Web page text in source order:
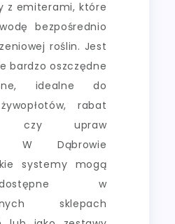
z emiterami, które
bezpośrednio
roślin. Jest
bardzo oszczędne
idealne do
rabat
czy upraw
W Dąbrowie
systemy mogą
w
sklepach